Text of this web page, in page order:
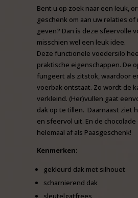
Bent u op zoek naar een leuk,
geschenk om aan uw relaties
geven? Dan is deze sfeervolle
misschien wel een leuk idee.
Deze functionele voedersilo
praktische eigenschappen. De
fungeert als zitstok, waardoor
voerbak ontstaat. Zo wordt de
verkleind. (Her)vullen gaat
dak op te tillen. Daarnaast ziet
en sfeervol uit. En de
helemaal af als Paasgeschenk!
Kenmerken:
gekleurd dak met silhouet
scharnierend dak
sleutelgatfrees